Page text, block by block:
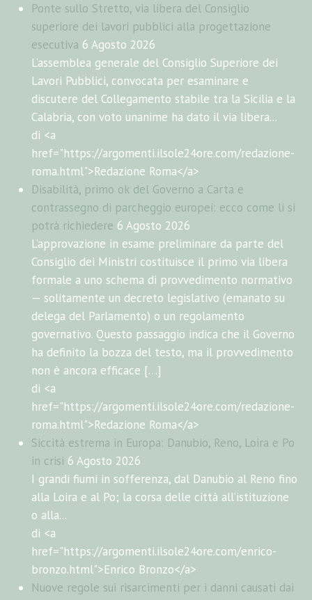
Ponte sullo Stretto, via libera del Consiglio
superiore dei lavori pubblici alla progettazione
esecutiva 6 Agosto 2026
L’assemblea generale del Consiglio Superiore dei
Lavori Pubblici, convocata per esaminare e
discutere del Collegamento stabile tra la Sicilia e la
Calabria, con voto unanime ha dato il via libera...
di <a
href="https://argomenti.ilsole24ore.com/redazione-
roma.html">Redazione Roma</a>
Disabilità, primo ok del Governo a Carta e
contrassegno di parcheggio europei: ecco come li si
potrà richiedere 6 Agosto 2026
L’approvazione in esame preliminare da parte del
Consiglio dei Ministri costituisce il primo via libera
formale a uno schema di provvedimento normativo
— solitamente un decreto legislativo (emanato su
delega del Parlamento) o un regolamento
governativo. Questo passaggio indica che il Governo
ha definito la bozza del testo, ma il provvedimento
non è ancora efficace […]
di <a
href="https://argomenti.ilsole24ore.com/redazione-
roma.html">Redazione Roma</a>
Siccità estrema in Europa: Danubio, Reno, Loira e Po
in crisi 6 Agosto 2026
I grandi fiumi in sofferenza, dal Danubio al Reno fino
alla Loira e al Po; la corsa delle città all’istituzione
o alla...
di <a
href="https://argomenti.ilsole24ore.com/enrico-
bronzo.html">Enrico Bronzo</a>
Nuove regole sui risarcimenti per i danni causati dai